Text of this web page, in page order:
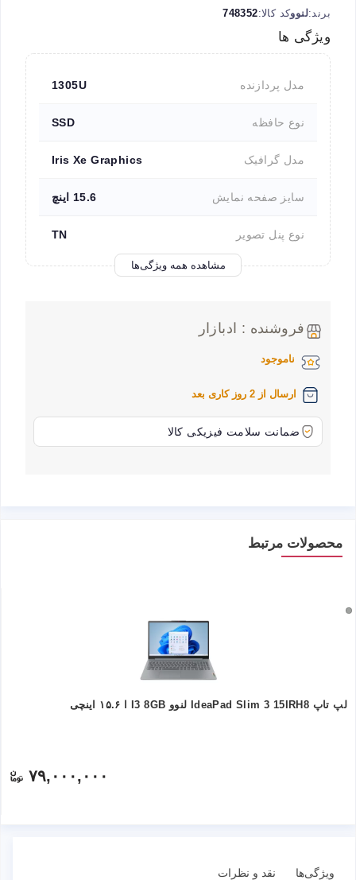
برند:لنووکد کالا:748352
ویژگی ها
مدل پردازنده 1305U
نوع حافظه SSD
مدل گرافیک Iris Xe Graphics
سایز صفحه نمایش 15.6 اینچ
نوع پنل تصویر TN
مشاهده همه ویژگی‌ها
فروشنده : ادبازار
ناموجود
ارسال از 2 روز کاری بعد
ضمانت سلامت فیزیکی کالا
محصولات مرتبط
لپ تاپ IdeaPad Slim 3 15IRH8 لنوو I3 8GB ا ۱۵.۶ اینچی
۷۹,۰۰۰,۰۰۰
ویژگی‌ها نقد و نظرات